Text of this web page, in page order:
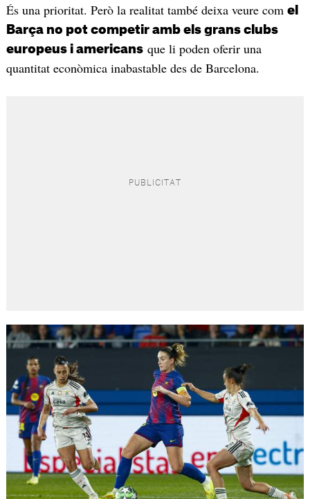
És una prioritat. Però la realitat també deixa veure com el
Barça no pot competir amb els grans clubs
europeus i americansque li poden oferir una
quantitat econòmica inabastable des de Barcelona.